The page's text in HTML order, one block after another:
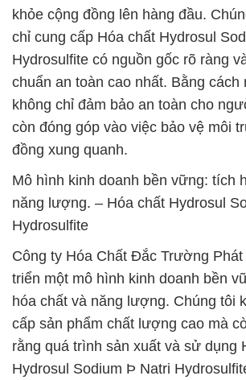
khỏe cộng đồng lên hàng đầu.
chỉ cung cấp Hóa chất Hydrosul
Hydrosulfite có nguồn gốc rõ ràng
chuẩn an toàn cao nhất. Bằng cách
không chỉ đảm bảo an toàn cho
còn đóng góp vào việc bảo vệ môi
đồng xung quanh.
Mô hình kinh doanh bền vững: tích
năng lượng. – Hóa chất Hydrosul
Hydrosulfite
Công ty Hóa Chất Đắc Trường
triển một mô hình kinh doanh bền
hóa chất và năng lượng. Chúng tôi
cấp sản phẩm chất lượng cao mà
rằng quá trình sản xuất và sử dụng
Hydrosul Sodium Þ Natri